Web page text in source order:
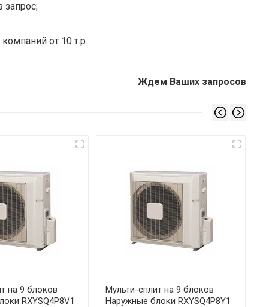
запрос;
от 10 т.р.
Ждем Ваших запросов
на 9 блоков
RXYSQ4P8V1
Мульти-сплит на 9 блоков
Наружные блоки RXYSQ4P8Y1